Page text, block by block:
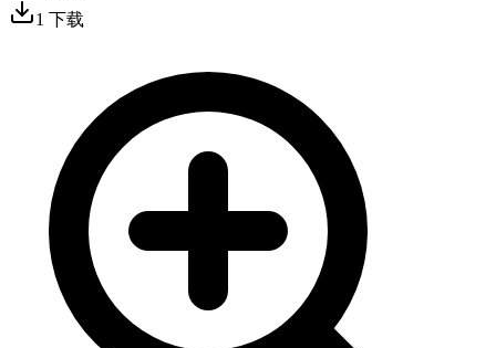
1 下载